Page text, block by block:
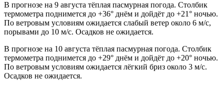
В прогнозе на 9 августа тёплая пасмурная погода. Столбик
термометра поднимется до +36° днём и дойдёт до +21° ночью.
По ветровым условиям ожидается слабый ветер около 6 м/с,
порывами до 10 м/с. Осадков не ожидается.
В прогнозе на 10 августа тёплая пасмурная погода. Столбик
термометра поднимется до +29° днём и дойдёт до +20° ночью.
По ветровым условиям ожидается лёгкий бриз около 3 м/с.
Осадков не ожидается.